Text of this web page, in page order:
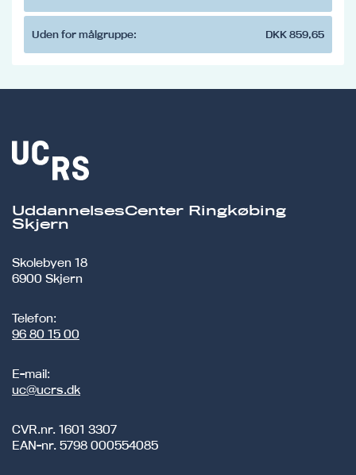
Uden for målgruppe: DKK 859,65
UddannelsesCenter Ringkøbing
Skjern
Skolebyen 18
6900 Skjern
Telefon:
96 80 15 00
E-mail:
uc@ucrs.dk
CVR.nr. 1601 3307
EAN-nr. 5798 000554085